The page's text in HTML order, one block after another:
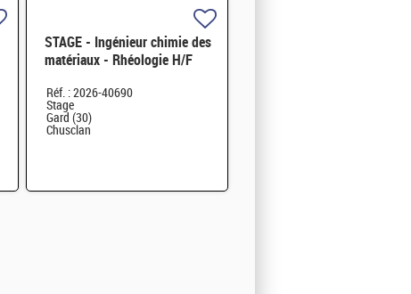
STAGE - Ingénieur chimie des
matériaux - Rhéologie H/F
Réf. : 2026-40690
Stage
Gard (30)
Chusclan